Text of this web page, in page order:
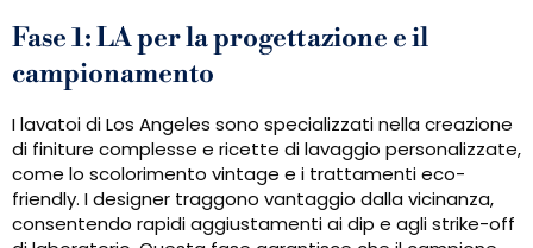
Fase 1: LA per la progettazione e il
campionamento
I lavatoi di Los Angeles sono specializzati nella creazione
di finiture complesse e ricette di lavaggio personalizzate,
come lo scolorimento vintage e i trattamenti eco-
friendly. I designer traggono vantaggio dalla vicinanza,
consentendo rapidi aggiustamenti ai dip e agli strike-off